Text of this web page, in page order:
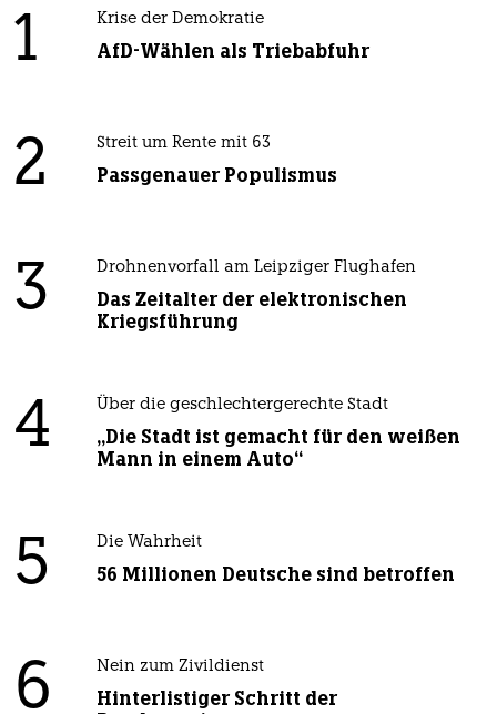
1 Krise der Demokratie
AfD-Wählen als Triebabfuhr
2 Streit um Rente mit 63
Passgenauer Populismus
3 Drohnenvorfall am Leipziger Flughafen
Das Zeitalter der elektronischen
Kriegsführung
4 Über die geschlechtergerechte Stadt
„Die Stadt ist gemacht für den weißen
Mann in einem Auto“
5 Die Wahrheit
56 Millionen Deutsche sind betroffen
6 Nein zum Zivildienst
Hinterlistiger Schritt der